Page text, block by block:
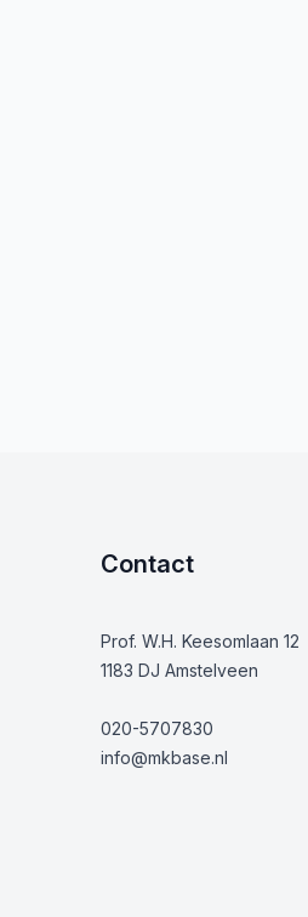
Contact
Prof. W.H. Keesomlaan 12
1183 DJ Amstelveen
020-5707830
info@mkbase.nl